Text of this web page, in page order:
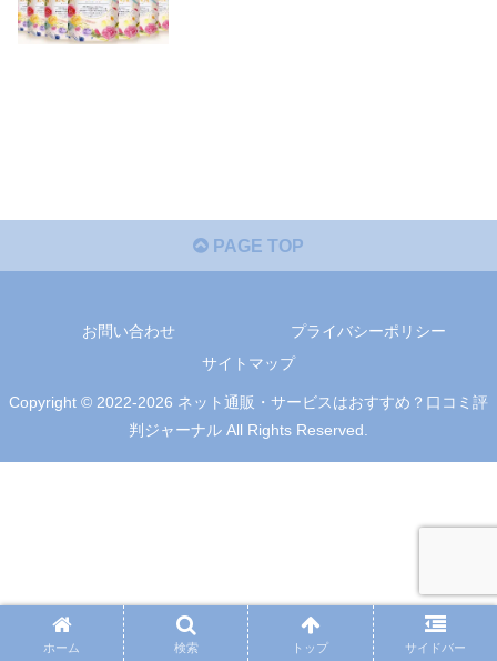
PAGE TOP
お問い合わせ
プライバシーポリシー
サイトマップ
Copyright © 2022-2026 ネット通販・サービスはおすすめ？口コミ評
判ジャーナル All Rights Reserved.
ホーム 検索 トップ サイドバー